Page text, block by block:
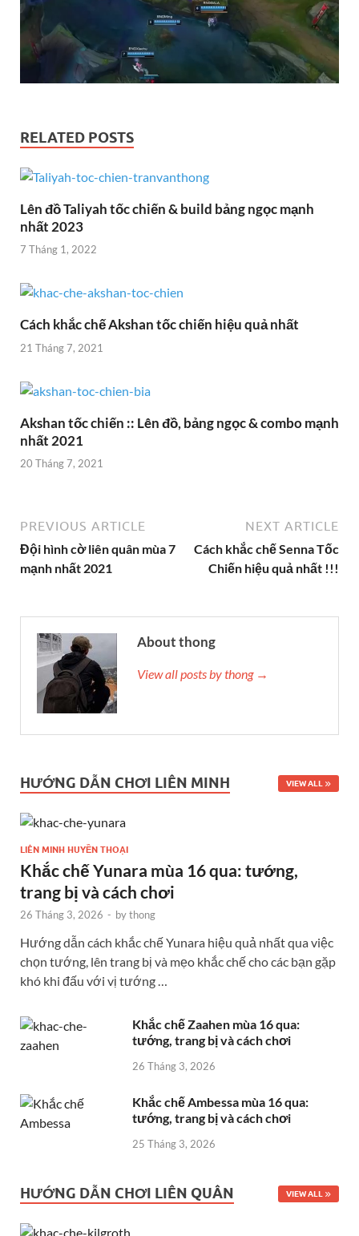
RELATED POSTS
Lên đồ Taliyah tốc chiến & build bảng ngọc mạnh
nhất 2023
7 Tháng 1, 2022
Cách khắc chế Akshan tốc chiến hiệu quả nhất
21 Tháng 7, 2021
Akshan tốc chiến :: Lên đồ, bảng ngọc & combo mạnh
nhất 2021
20 Tháng 7, 2021
PREVIOUS ARTICLE
Đội hình cờ liên quân mùa 7
mạnh nhất 2021
NEXT ARTICLE
Cách khắc chế Senna Tốc
Chiến hiệu quả nhất !!!
About thong
View all posts by thong →
HƯỚNG DẪN CHƠI LIÊN MINH VIEW ALL
LIÊN MINH HUYỀN THOẠI
Khắc chế Yunara mùa 16 qua: tướng,
trang bị và cách chơi
26 Tháng 3, 2026 - bythong
Hướng dẫn cách khắc chế Yunara hiệu quả nhất qua việc
chọn tướng, lên trang bị và mẹo khắc chế cho các bạn gặp
khó khi đấu với vị tướng …
Khắc chế Zaahen mùa 16 qua:
tướng, trang bị và cách chơi
26 Tháng 3, 2026
Khắc chế Ambessa mùa 16 qua:
tướng, trang bị và cách chơi
25 Tháng 3, 2026
HƯỚNG DẪN CHƠI LIÊN QUÂN VIEW ALL